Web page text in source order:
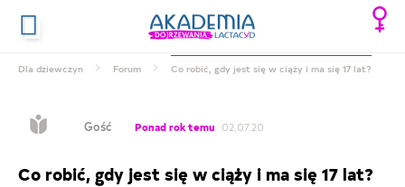
Dla dziewczyn Forum Co robić, gdy jest się w ciąży i ma się 17 lat?
Gość Ponad rok temu 02.07.20
Co robić, gdy jest się w ciąży i ma się 17 lat?